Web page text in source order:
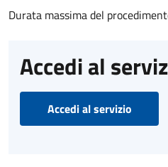
Durata massima del
Accedi al
Accedi al servizio